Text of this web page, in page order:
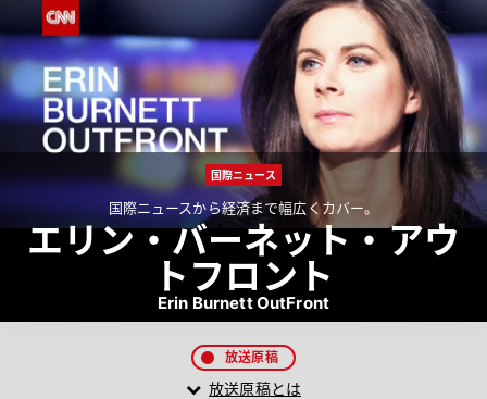
国際ニュース
国際ニュースから経済まで幅広くカバー。
エリン・バーネット・アウ
トフロント
Erin Burnett OutFront
放送原稿
放送原稿とは